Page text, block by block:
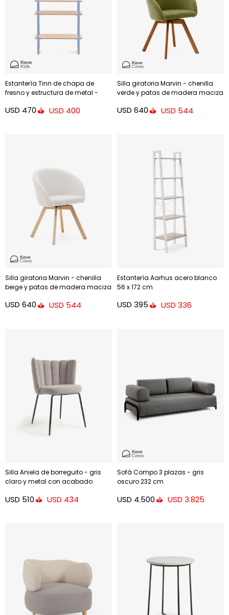
Estantería Tinn de chapa de
fresno y estructura de metal -
USD 470 USD 400
Silla giratoria Marvin - chenilla
verde y patas de madera maciza
USD 640 USD 544
Silla giratoria Marvin - chenilla
beige y patas de madera maciza
USD 640 USD 544
Estantería Aarhus acero blanco
56 x 172 cm
USD 395 USD 336
Silla Aniela de borreguito - gris
claro y metal con acabado
USD 510 USD 434
Sofá Compo 3 plazas - gris
oscuro 232 cm
USD 4.500 USD 3.825